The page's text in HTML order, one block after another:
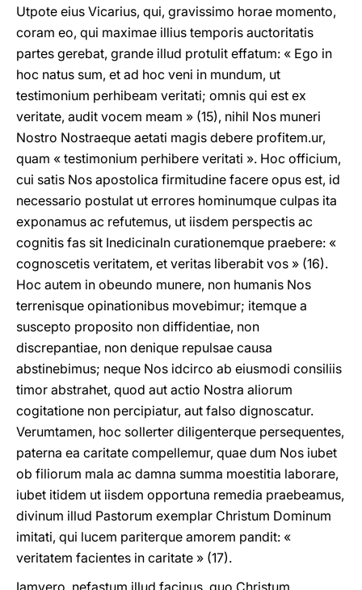
Utpote eius Vicarius, qui, gravissimo horae momento,
coram eo, qui maximae illius temporis auctoritatis
partes gerebat, grande illud protulit effatum: « Ego in
hoc natus sum, et ad hoc veni in mundum, ut
testimonium perhibeam veritati; omnis qui est ex
veritate, audit vocem meam » (15), nihil Nos muneri
Nostro Nostraeque aetati magis debere profitem.ur,
quam « testimonium perhibere veritati ». Hoc officium,
cui satis Nos apostolica firmitudine facere opus est, id
necessario postulat ut errores hominumque culpas ita
exponamus ac refutemus, ut iisdem perspectis ac
cognitis fas sit Inedicinaln curationemque praebere: «
cognoscetis veritatem, et veritas liberabit vos » (16).
Hoc autem in obeundo munere, non humanis Nos
terrenisque opinationibus movebimur; itemque a
suscepto proposito non diffidentiae, non
discrepantiae, non denique repulsae causa
abstinebimus; neque Nos idcirco ab eiusmodi consiliis
timor abstrahet, quod aut actio Nostra aliorum
cogitatione non percipiatur, aut falso dignoscatur.
Verumtamen, hoc sollerter diligenterque persequentes,
paterna ea caritate compellemur, quae dum Nos iubet
ob filiorum mala ac damna summa moestitia laborare,
iubet itidem ut iisdem opportuna remedia praebeamus,
divinum illud Pastorum exemplar Christum Dominum
imitati, qui lucem pariterque amorem pandit: «
veritatem facientes in caritate » (17).
Iamvero, nefastum illud facinus, quo Christum